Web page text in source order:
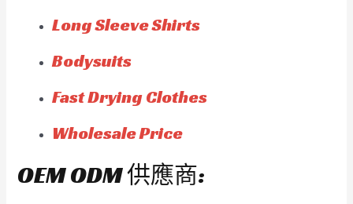
Long Sleeve Shirts
Bodysuits
Fast Drying Clothes
Wholesale Price
OEM ODM 供應商: